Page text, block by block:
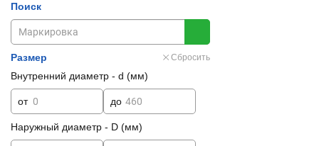
Поиск
Размер Сбросить
Внутренний диаметр - d (мм)
от до
Наружный диаметр - D (мм)